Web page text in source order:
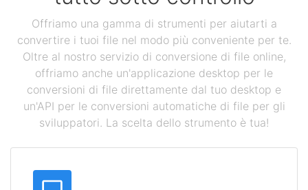
Offriamo una gamma di strumenti per aiutarti a
convertire i tuoi file nel modo più conveniente per te.
Oltre al nostro servizio di conversione di file online,
offriamo anche un'applicazione desktop per le
conversioni di file direttamente dal tuo desktop e
un'API per le conversioni automatiche di file per gli
sviluppatori. La scelta dello strumento è tua!